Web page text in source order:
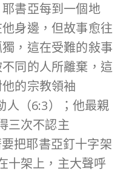
書亞每到一個地
身邊，但故事愈往
，這在受難的敍事
同的人所離棄，這
的宗教領袖
人（6:3）；他最親
三次不認主
把耶書亞釘十字架
十架上，主大聲呼